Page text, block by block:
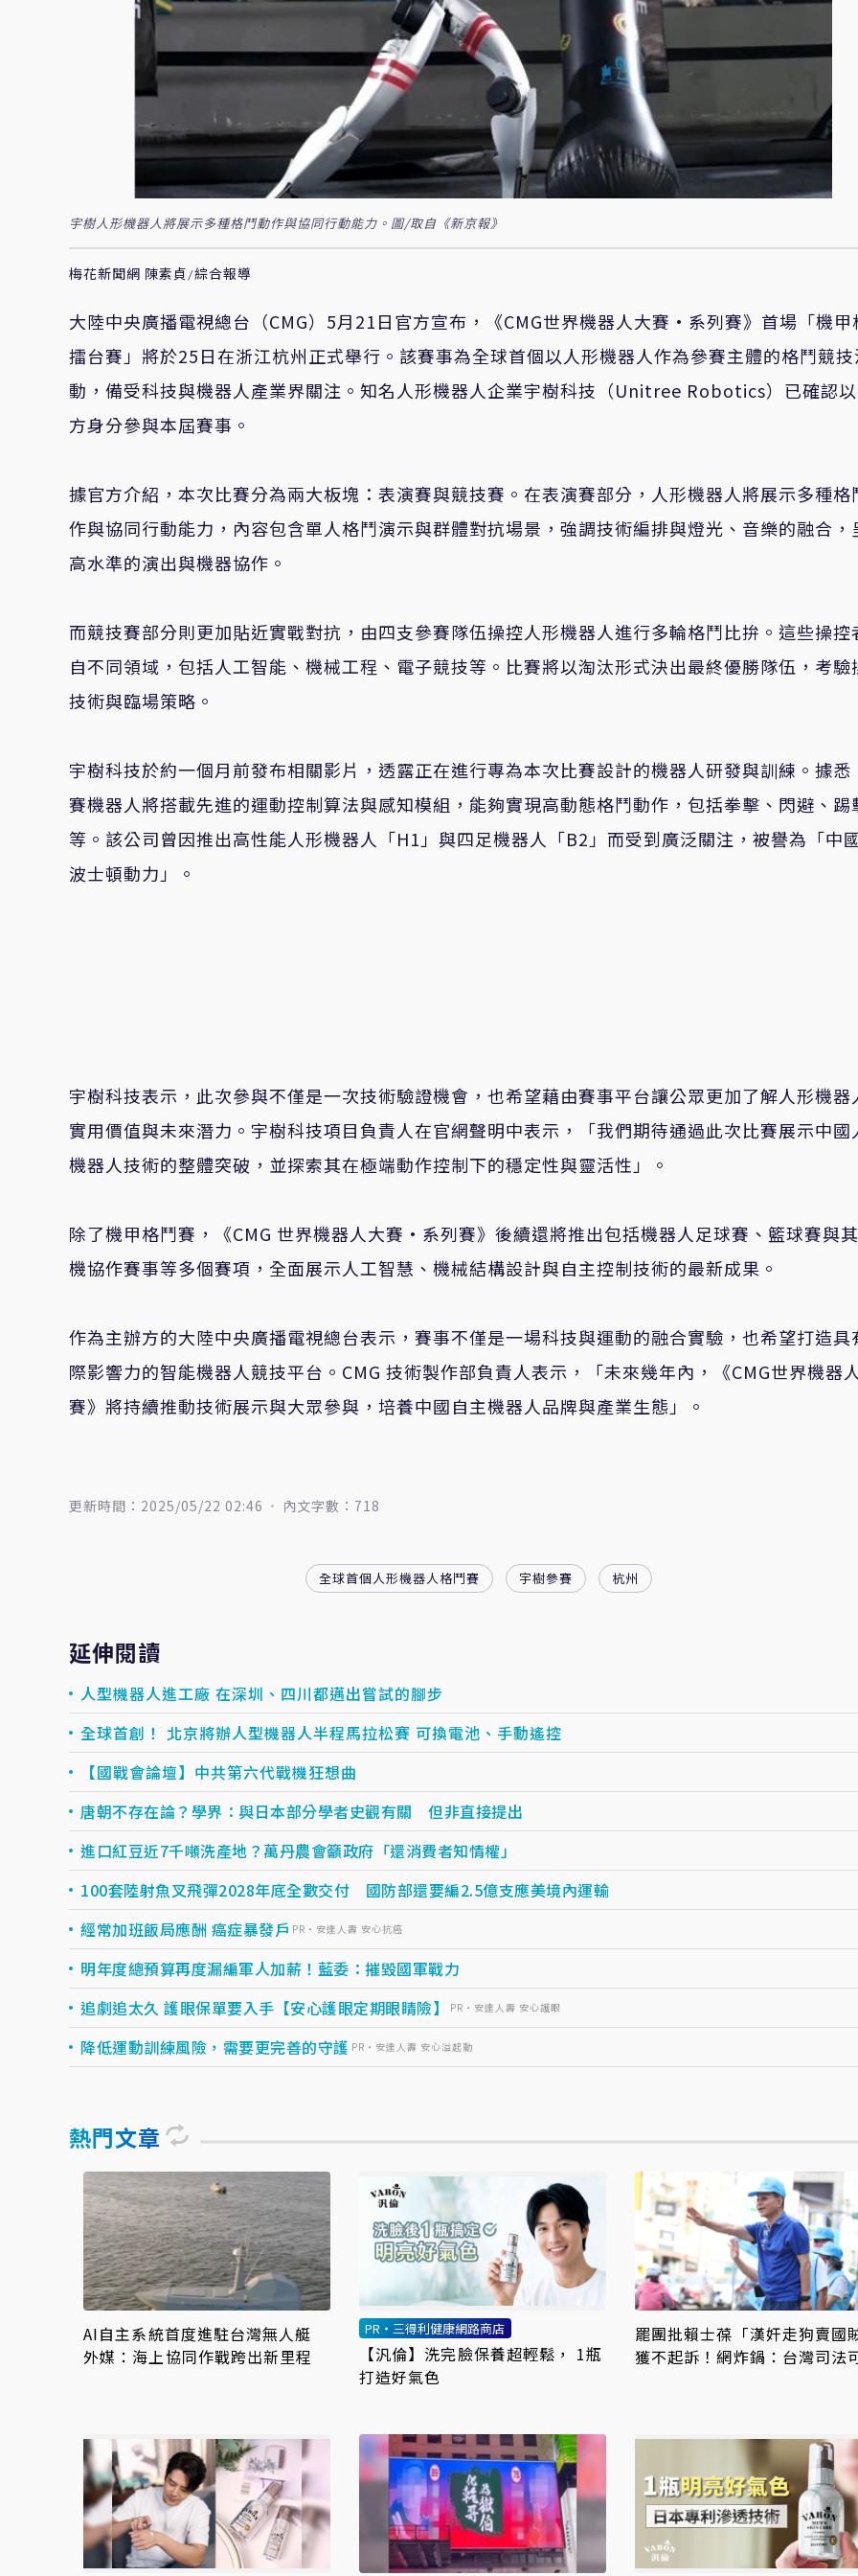
宇樹人形機器人將展示多種格鬥動作與協同行動能力。圖/取自《新京報》
梅花新聞網 陳素貞/綜合報導
大陸中央廣播電視總台（CMG）5月21日官方宣布，《CMG世界機器人大賽·系列賽》首場「機甲
擂台賽」將於25日在浙江杭州正式舉行。該賽事為全球首個以人形機器人作為參賽主體的格鬥競技
動，備受科技與機器人產業界關注。知名人形機器人企業宇樹科技（Unitree Robotics）已確認
方身分參與本屆賽事。
據官方介紹，本次比賽分為兩大板塊：表演賽與競技賽。在表演賽部分，人形機器人將展示多種格
作與協同行動能力，內容包含單人格鬥演示與群體對抗場景，強調技術編排與燈光、音樂的融合，
高水準的演出與機器協作。
而競技賽部分則更加貼近實戰對抗，由四支參賽隊伍操控人形機器人進行多輪格鬥比拚。這些操控
自不同領域，包括人工智能、機械工程、電子競技等。比賽將以淘汰形式決出最終優勝隊伍，考驗
技術與臨場策略。
宇樹科技於約一個月前發布相關影片，透露正在進行專為本次比賽設計的機器人研發與訓練。據悉
賽機器人將搭載先進的運動控制算法與感知模組，能夠實現高動態格鬥動作，包括拳擊、閃避、踢
等。該公司曾因推出高性能人形機器人「H1」與四足機器人「B2」而受到廣泛關注，被譽為「中
波士頓動力」。
宇樹科技表示，此次參與不僅是一次技術驗證機會，也希望藉由賽事平台讓公眾更加了解人形機器
實用價值與未來潛力。宇樹科技項目負責人在官網聲明中表示，「我們期待通過此次比賽展示中國
機器人技術的整體突破，並探索其在極端動作控制下的穩定性與靈活性」。
除了機甲格鬥賽，《CMG 世界機器人大賽·系列賽》後續還將推出包括機器人足球賽、籃球賽與
機協作賽事等多個賽項，全面展示人工智慧、機械結構設計與自主控制技術的最新成果。
作為主辦方的大陸中央廣播電視總台表示，賽事不僅是一場科技與運動的融合實驗，也希望打造具
際影響力的智能機器人競技平台。CMG 技術製作部負責人表示，「未來幾年內，《CMG世界機器
賽》將持續推動技術展示與大眾參與，培養中國自主機器人品牌與產業生態」。
更新時間：2025/05/22 02:46 內文字數：718
全球首個人形機器人格鬥賽 宇樹參賽 杭州
延伸閱讀
人型機器人進工廠 在深圳、四川都邁出嘗試的腳步
全球首創！ 北京將辦人型機器人半程馬拉松賽 可換電池、手動遙控
【國戰會論壇】中共第六代戰機狂想曲
唐朝不存在論？學界：與日本部分學者史觀有關 但非直接提出
進口紅豆近7千噸洗產地？萬丹農會籲政府「還消費者知情權」
100套陸射魚叉飛彈2028年底全數交付 國防部還要編2.5億支應美境內運輸
經常加班飯局應酬 癌症暴發戶 PR・安達人壽 安心抗癌
明年度總預算再度漏編軍人加薪！藍委：摧毀國軍戰力
追劇追太久 護眼保單要入手【安心護眼定期眼睛險】
PR・安達人壽 安心護眼
降低運動訓練風險，需要更完善的守護 PR・安達人壽 安心溢起動
熱門文章
AI自主系統首度進駐台灣無人艇
外媒：海上協同作戰跨出新里程
PR・三得利健康網路商店
【汎倫】洗完臉保養超輕鬆， 1瓶
打造好氣色
罷團批賴士葆「漢奸走狗賣國賊
獲不起訴！網炸鍋：台灣司法